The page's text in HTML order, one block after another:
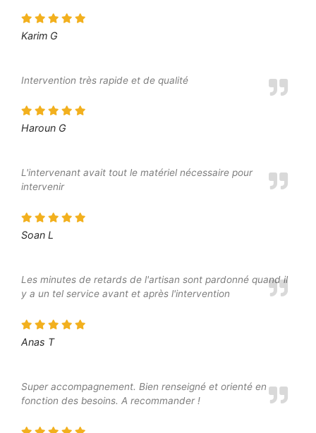
Karim G
Intervention très rapide et de qualité
Haroun G
L'intervenant avait tout le matériel nécessaire pour
intervenir
Soan L
Les minutes de retards de l'artisan sont pardonné quand il
y a un tel service avant et après l'intervention
Anas T
Super accompagnement. Bien renseigné et orienté en
fonction des besoins. A recommander !